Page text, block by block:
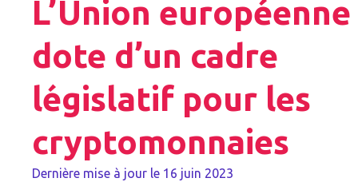
L’Union européenne
dote d’un cadre
législatif pour les
cryptomonnaies
Dernière mise à jour le 16 juin 2023